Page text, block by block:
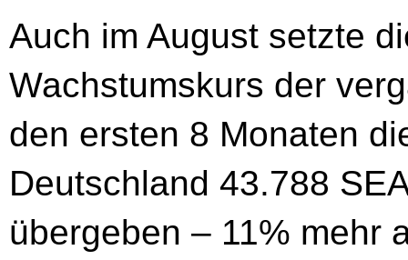
Auch im August setzte
Wachstumskurs der
den ersten 8 Monaten
Deutschland 43.788
übergeben – 11% mehr